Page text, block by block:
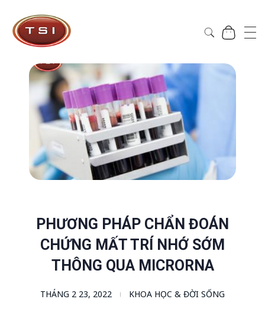
PHƯƠNG PHÁP CHẨN ĐOÁN
CHỨNG MẤT TRÍ NHỚ SỚM
THÔNG QUA MICRORNA
THÁNG 2 23, 2022 KHOA HỌC & ĐỜI SỐNG